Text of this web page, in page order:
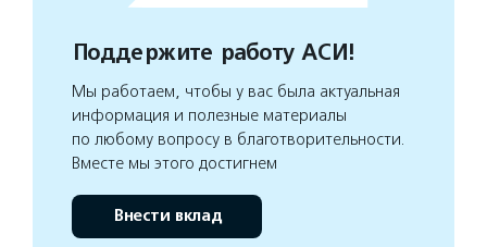
Поддержите работу АСИ!
Мы работаем, чтобы у вас была актуальная
информация и полезные материалы
по любому вопросу в благотворительности.
Вместе мы этого достигнем
Внести вклад